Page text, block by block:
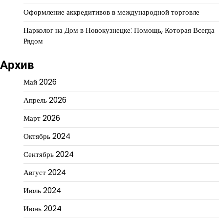
Оформление аккредитивов в международной торговле
Нарколог на Дом в Новокузнецке: Помощь, Которая Всегда
Рядом
Архив
Май 2026
Апрель 2026
Март 2026
Октябрь 2024
Сентябрь 2024
Август 2024
Июль 2024
Июнь 2024